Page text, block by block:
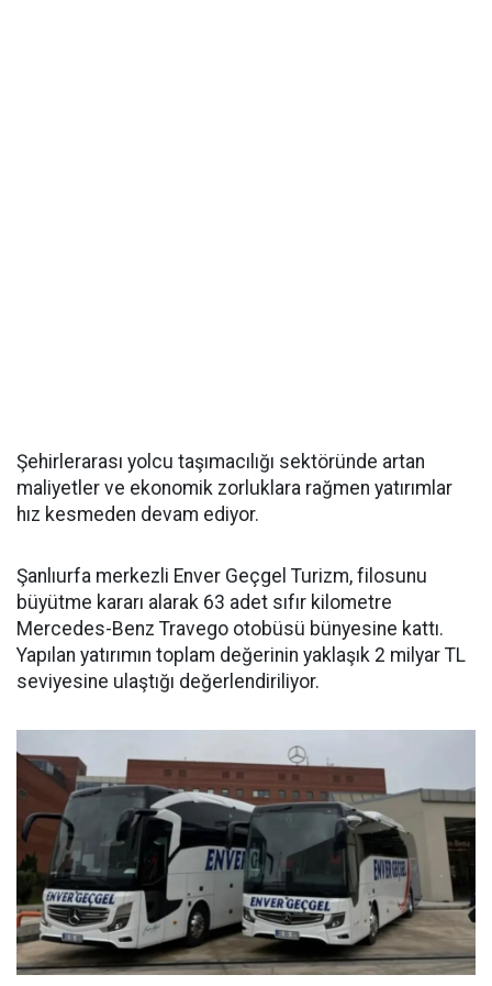
Şehirlerarası yolcu taşımacılığı sektöründe artan
maliyetler ve ekonomik zorluklara rağmen yatırımlar
hız kesmeden devam ediyor.
Şanlıurfa merkezli Enver Geçgel Turizm, filosunu
büyütme kararı alarak 63 adet sıfır kilometre
Mercedes-Benz Travego otobüsü bünyesine kattı.
Yapılan yatırımın toplam değerinin yaklaşık 2 milyar TL
seviyesine ulaştığı değerlendiriliyor.